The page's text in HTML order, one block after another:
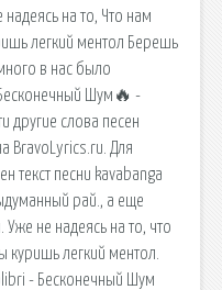
на то, Что нам
легкий ментол Берешь
в нас было
Шум🔥 -
другие слова песен
BravoLyrics.ru. Для
текст песни kavabanga
рай., а еще
не надеясь на то, что
легкий ментол.
- Бесконечный Шум